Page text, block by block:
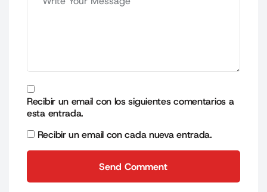
Recibir un email con los siguientes comentarios a
esta entrada.
Recibir un email con cada nueva entrada.
Send Comment